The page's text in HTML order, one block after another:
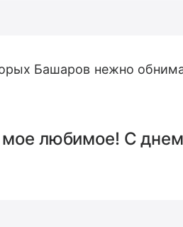
Башаров нежно
любимое! С